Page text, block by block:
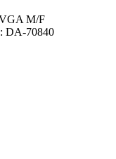
M/F
: DA-70840